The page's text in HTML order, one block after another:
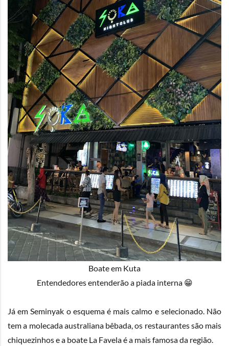
Boate em Kuta
Entendedores entenderão a piada interna 😁
Já em Seminyak o esquema é mais calmo e selecionado. Não
tem a molecada australiana bêbada, os restaurantes são mais
chiquezinhos e a boate La Favela é a mais famosa da região.